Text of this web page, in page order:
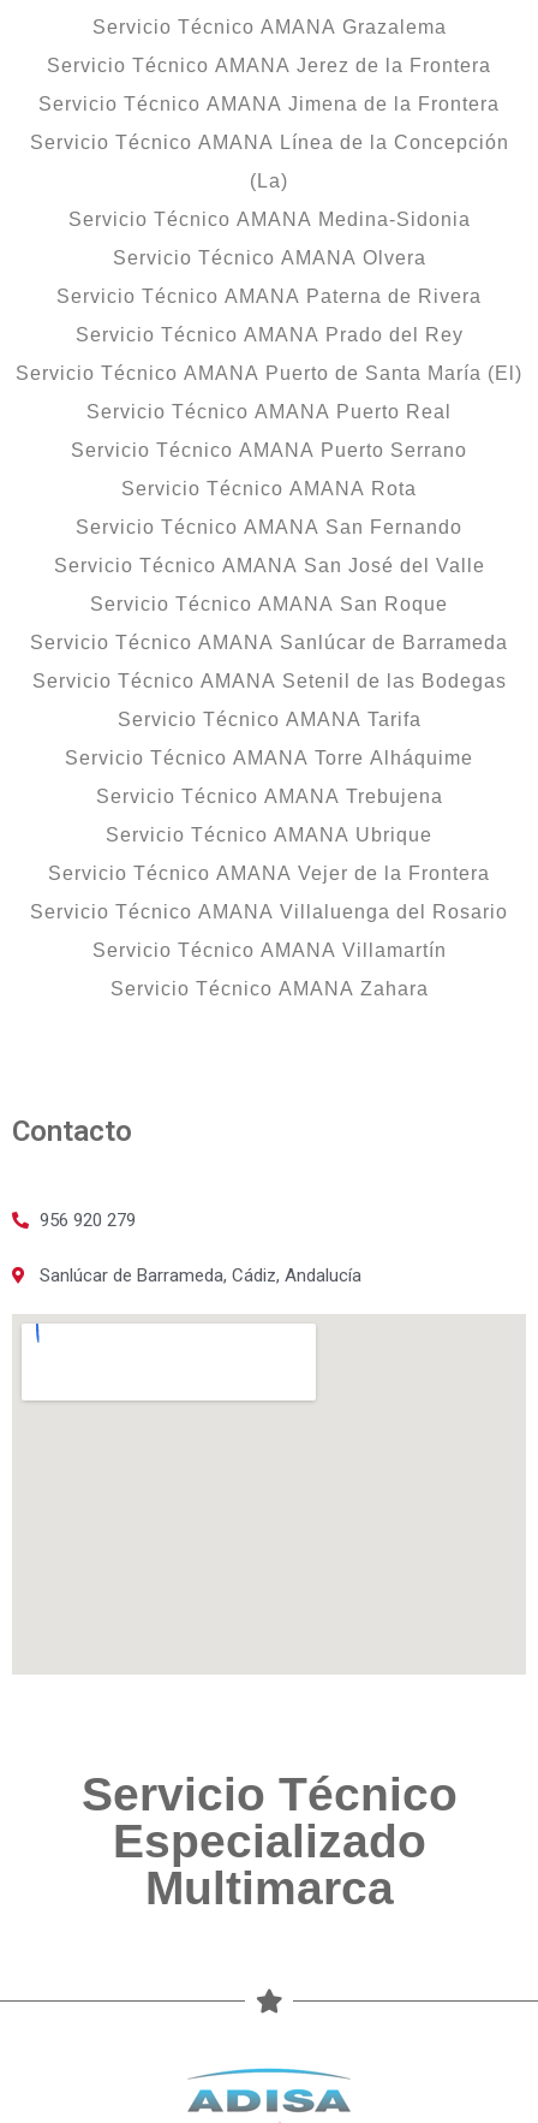
Servicio Técnico AMANA Grazalema
Servicio Técnico AMANA Jerez de la Frontera
Servicio Técnico AMANA Jimena de la Frontera
Servicio Técnico AMANA Línea de la Concepción
(La)
Servicio Técnico AMANA Medina-Sidonia
Servicio Técnico AMANA Olvera
Servicio Técnico AMANA Paterna de Rivera
Servicio Técnico AMANA Prado del Rey
Servicio Técnico AMANA Puerto de Santa María (El)
Servicio Técnico AMANA Puerto Real
Servicio Técnico AMANA Puerto Serrano
Servicio Técnico AMANA Rota
Servicio Técnico AMANA San Fernando
Servicio Técnico AMANA San José del Valle
Servicio Técnico AMANA San Roque
Servicio Técnico AMANA Sanlúcar de Barrameda
Servicio Técnico AMANA Setenil de las Bodegas
Servicio Técnico AMANA Tarifa
Servicio Técnico AMANA Torre Alháquime
Servicio Técnico AMANA Trebujena
Servicio Técnico AMANA Ubrique
Servicio Técnico AMANA Vejer de la Frontera
Servicio Técnico AMANA Villaluenga del Rosario
Servicio Técnico AMANA Villamartín
Servicio Técnico AMANA Zahara
Contacto
956 920 279
Sanlúcar de Barrameda, Cádiz, Andalucía
Servicio Técnico
Especializado
Multimarca